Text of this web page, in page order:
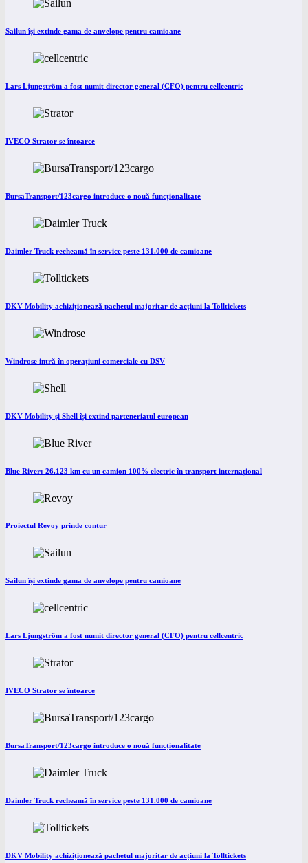
Sailun își extinde gama de anvelope pentru camioane
Lars Ljungström a fost numit director general (CFO) pentru cellcentric
IVECO Strator se întoarce
BursaTransport/123cargo introduce o nouă funcționalitate
Daimler Truck recheamă în service peste 131.000 de camioane
DKV Mobility achiziționează pachetul majoritar de acțiuni la Tolltickets
Windrose intră în operațiuni comerciale cu DSV
DKV Mobility și Shell își extind parteneriatul european
Blue River: 26.123 km cu un camion 100% electric în transport internațional
Proiectul Revoy prinde contur
Sailun își extinde gama de anvelope pentru camioane
Lars Ljungström a fost numit director general (CFO) pentru cellcentric
IVECO Strator se întoarce
BursaTransport/123cargo introduce o nouă funcționalitate
Daimler Truck recheamă în service peste 131.000 de camioane
DKV Mobility achiziționează pachetul majoritar de acțiuni la Tolltickets